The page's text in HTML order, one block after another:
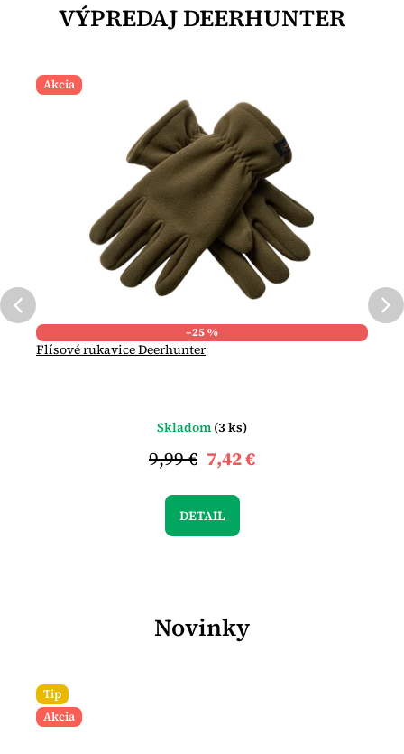
VÝPREDAJ DEERHUNTER
Akcia
–25 %
Flísové rukavice Deerhunter
Skladom (3 ks)
7,42 €
9,99 €
DETAIL
Novinky
Tip
Akcia